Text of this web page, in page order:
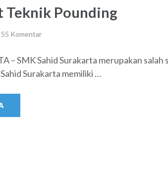
Teknik Pounding
55 Komentar
– SMK Sahid Surakarta merupakan
Surakarta memiliki …